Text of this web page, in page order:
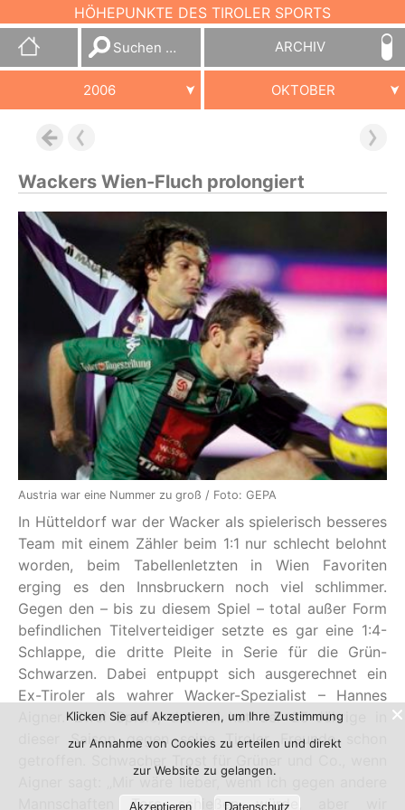
HÖHEPUNKTE DES TIROLER SPORTS
Suchen
nach:
ARCHIV
2006 OKTOBER
Wackers Wien-Fluch prolongiert
Austria war eine Nummer zu groß / Foto: GEPA
In Hütteldorf war der Wacker als spielerisch besseres
Team mit einem Zähler beim 1:1 nur schlecht belohnt
worden, beim Tabellenletzten in Wien Favoriten
erging es den Innsbruckern noch viel schlimmer.
Gegen den – bis zu diesem Spiel – total außer Form
befindlichen Titelverteidiger setzte es gar eine 1:4-
Schlappe, die dritte Pleite in Serie für die Grün-
Schwarzen. Dabei entpuppt sich ausgerechnet ein
Ex-Tiroler als wahrer Wacker-Spezialist – Hannes
Aigner. Zwei Spiele, dreimal hat der 25-Jährige in
dieser Saison gegen seine Tiroler Freunde schon
Aigner sagt: „Mir wäre lieber, wenn ich gegen andere
Mannschaften Tore schießen würde, aber wir
Klicken Sie auf Akzeptieren, um Ihre Zustimmung
zur Annahme von Cookies zu erteilen und direkt
zur Website zu gelangen.
Akzeptieren Datenschutz